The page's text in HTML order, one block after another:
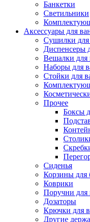
Банкетки
Светильники
Аксессуары для
Сушилки для
Диспенсеры
Вешалки для
Наборы для
Стойки для
Прочее
Боксы
Сиденья
Корзины для
Коврики
Поручни для
Дозаторы
Крючки для
Другие